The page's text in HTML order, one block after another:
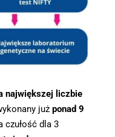
największej liczbie
już ponad 9
czułość dla 3